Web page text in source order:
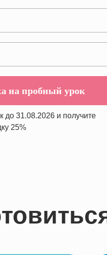
на пробный урок
до 31.08.2026 и получите
25%